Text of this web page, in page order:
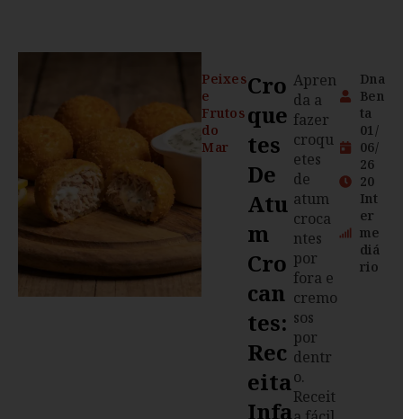
Peixes
e
Frutos
do
Mar
Cro
Que
Tes
De
Atu
M
Cro
Can
Tes:
Rec
Eita
Infa
Apren
da a
fazer
croqu
etes
de
atum
croca
ntes
por
fora e
cremo
sos
por
dentr
o.
Receit
Dna
Ben
ta
01/
06/
26
20
Int
er
me
diá
rio